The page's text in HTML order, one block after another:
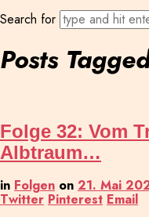
Search for
Posts
Folge 32: Vom
Albtraum…
in Folgen on 21. Mai
Twitter Pinterest Email